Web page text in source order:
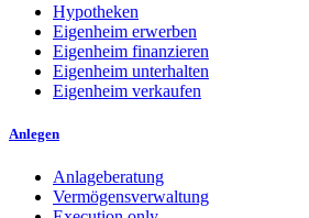
Hypotheken
Eigenheim erwerben
Eigenheim finanzieren
Eigenheim unterhalten
Eigenheim verkaufen
Anlegen
Anlageberatung
Vermögensverwaltung